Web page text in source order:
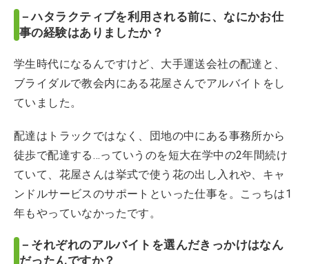
－ハタラクティブを利用される前に、なにかお仕
事の経験はありましたか？
学生時代になるんですけど、大手運送会社の配達と、
ブライダルで教会内にある花屋さんでアルバイトをし
ていました。
配達はトラックではなく、団地の中にある事務所から
徒歩で配達する…っていうのを短大在学中の2年間続け
ていて、花屋さんは挙式で使う花の出し入れや、キャ
ンドルサービスのサポートといった仕事を。こっちは1
年もやっていなかったです。
－それぞれのアルバイトを選んだきっかけはなん
だったんですか？